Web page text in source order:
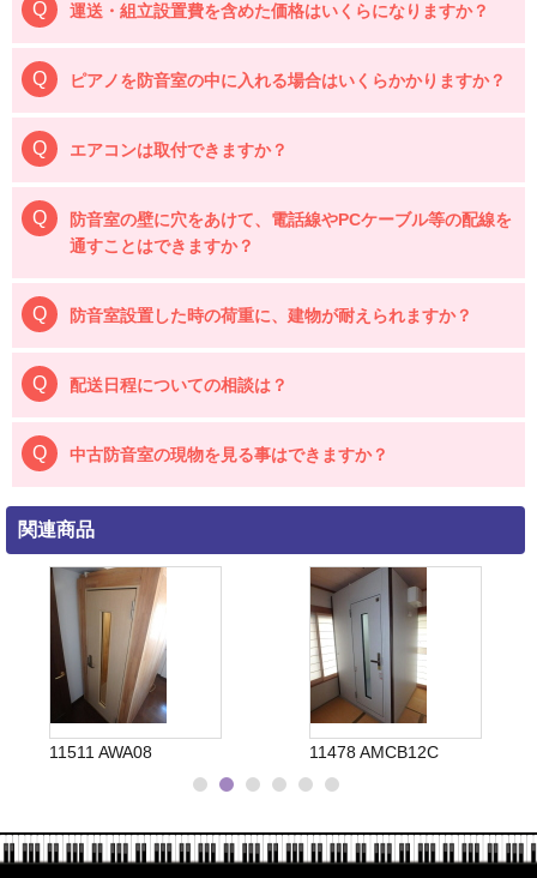
運送・組立設置費を含めた価格はいくらになりますか？
ピアノを防音室の中に入れる場合はいくらかかりますか？
エアコンは取付できますか？
防音室の壁に穴をあけて、電話線やPCケーブル等の配線を
通すことはできますか？
防音室設置した時の荷重に、建物が耐えられますか？
配送日程についての相談は？
中古防音室の現物を見る事はできますか？
関連商品
11511 AWA08 11478 AMCB12C